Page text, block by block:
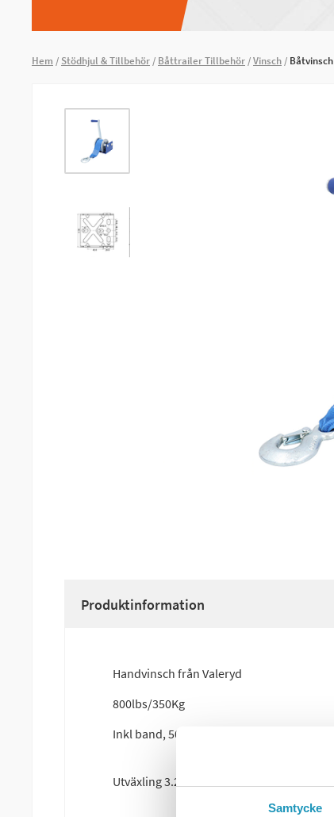
Samtycke
Hem Stödhjul & Tillbehör Båttrailer Tillbehör Vinsch
Produktinformation
Handvinsch från Valeryd
800lbs/350Kg
Inkl band, 50mm x 7m
Utväxling 3.2:1